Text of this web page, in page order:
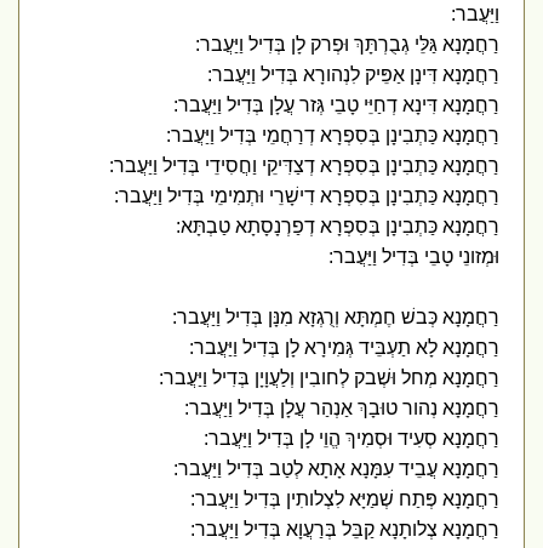
וַיַּעֲבר:
רַחֲמָנָא גַּלֵּי גְבֻרְתָּךְ וּפְרק לָן בְּדִיל וַיַּעֲבר:
רַחֲמָנָא דִּינָן אַפֵּיק לִנְהורָא בְּדִיל וַיַּעֲבר:
רַחֲמָנָא דִּינָא דְחַיֵּי טָבֵי גְּזר עֲלָן בְּדִיל וַיַּעֲבר:
רַחֲמָנָא כַּתְבִינָן בְּסִפְרָא דְרַחֲמֵי בְּדִיל וַיַּעֲבר:
רַחֲמָנָא כַּתְבִינָן בְּסִפְרָא דְצַדִּיקֵי וַחֲסִידֵי בְּדִיל וַיַּעֲבר:
רַחֲמָנָא כַּתְבִינָן בְּסִפְרָא דִישָׁרֵי וּתְמִימֵי בְּדִיל וַיַּעֲבר:
רַחֲמָנָא כַּתְבִינָן בְּסִפְרָא דְפַרְנָסָתָא טַבְתָּא:
וּמְזונֵי טָבֵי בְּדִיל וַיַּעֲבר:
רַחֲמָנָא כְּבשׁ חֶמְתָּא וְרֻגְזָא מִנָּן בְּדִיל וַיַּעֲבר:
רַחֲמָנָא לָא תַעְבֵּיד גְּמִירָא לָן בְּדִיל וַיַּעֲבר:
רַחֲמָנָא מְחל וּשְׁבק לְחובִין וְלַעֲוָיָן בְּדִיל וַיַּעֲבר:
רַחֲמָנָא נְהור טוּבָךְ אַנְהַר עֲלָן בְּדִיל וַיַּעֲבר:
רַחֲמָנָא סְעִיד וּסְמִיךְ הֱוֵי לָן בְּדִיל וַיַּעֲבר:
רַחֲמָנָא עֲבֵיד עִמָּנָא אָתָא לְטַב בְּדִיל וַיַּעֲבר:
רַחֲמָנָא פְּתַח שְׁמַיָּא לִצְלותִין בְּדִיל וַיַּעֲבר:
רַחֲמָנָא צְלותָנָא קַבֵּל בְּרַעֲוָא בְּדִיל וַיַּעֲבר: